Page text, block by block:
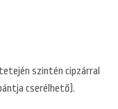
szintén cipzárral
cserélhető).